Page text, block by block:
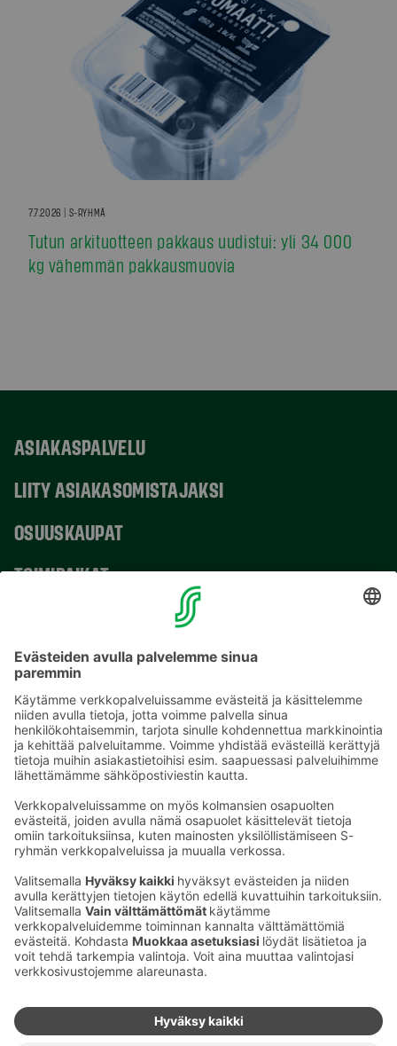
7.7.2026 | S-RYHMÄ
Tutun arkituotteen pakkaus uudistui: yli 34 000
kg vähemmän pakkausmuovia
ASIAKASPALVELU
LIITY ASIAKASOMISTAJAKSI
OSUUSKAUPAT
TOIMIPAIKAT
Sähköpostiosoitteet S-ryhmässä ovat muotoa
etunimi.sukunimi@sok.fi
Seuraa meitä:
Muuta evästeasetuksia